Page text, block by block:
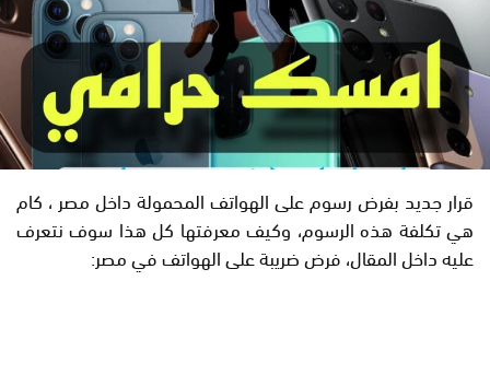
قرار جديد بفرض رسوم على الهواتف المحمولة داخل مصر ، كام
هي تكلفة هذه الرسوم، وكيف معرفتها كل هذا سوف نتعرف
عليه داخل المقال، فرض ضريبة على الهواتف في مصر: